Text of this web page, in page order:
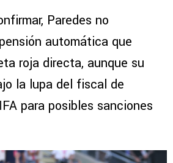
Paredes no
automática que
roja directa, aunque su
la lupa del fiscal de
para posibles sanciones